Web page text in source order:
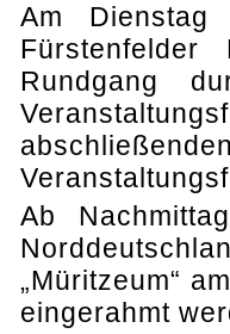
Am
Rundgang
Ab
„Müritzeum“
eingerahmt